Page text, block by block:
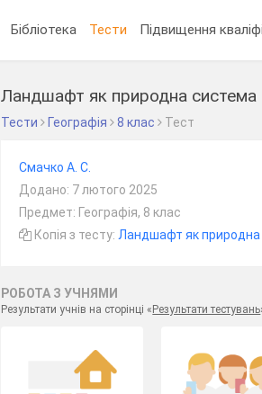
Бібліотека Тести Підвищення
Ландшафт як природна система
Тести Географія 8 клас Тест
Смачко А. С.
Додано: 7 лютого 2025
Предмет: Географія, 8 клас
Копія з тесту: Ландшафт як природна
РОБОТА З УЧНЯМИ
Результати учнів на сторінці « Результати тестувань